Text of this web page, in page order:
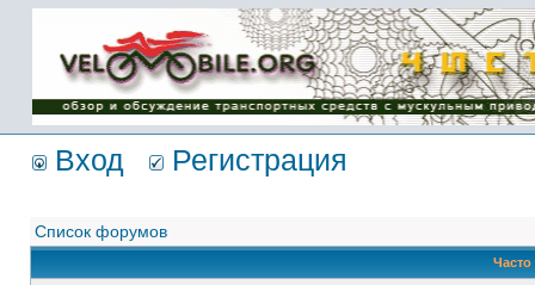
Имя пользователя:
Пароль:
{ LOG_ME_IN_SHORT
}
Вход Регистрация
Список форумов